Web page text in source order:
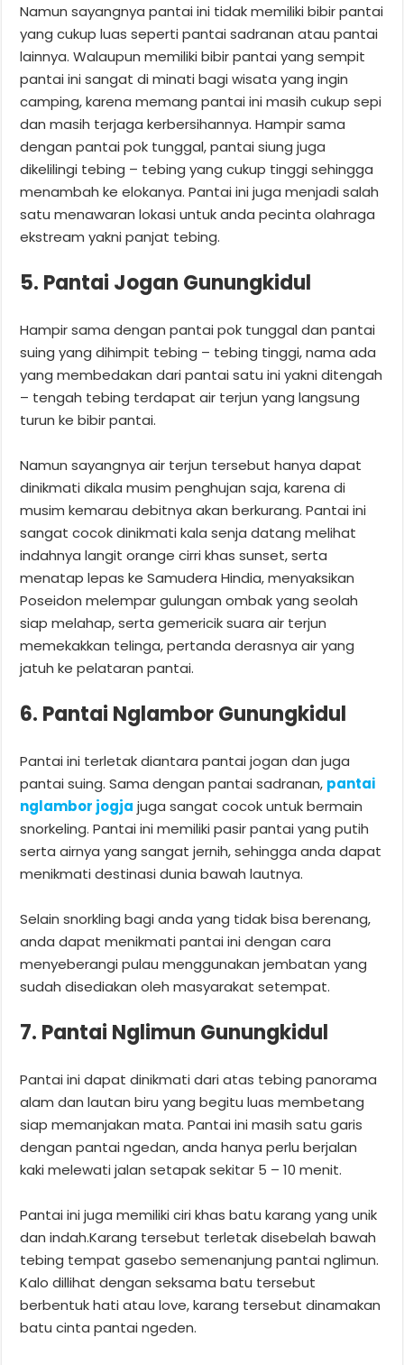
Namun sayangnya pantai ini tidak memiliki bibir pantai
yang cukup luas seperti pantai sadranan atau pantai
lainnya. Walaupun memiliki bibir pantai yang sempit
pantai ini sangat di minati bagi wisata yang ingin
camping, karena memang pantai ini masih cukup sepi
dan masih terjaga kerbersihannya. Hampir sama
dengan pantai pok tunggal, pantai siung juga
dikelilingi tebing – tebing yang cukup tinggi sehingga
menambah ke elokanya. Pantai ini juga menjadi salah
satu menawaran lokasi untuk anda pecinta olahraga
ekstream yakni panjat tebing.
5. Pantai Jogan Gunungkidul
Hampir sama dengan pantai pok tunggal dan pantai
suing yang dihimpit tebing – tebing tinggi, nama ada
yang membedakan dari pantai satu ini yakni ditengah
– tengah tebing terdapat air terjun yang langsung
turun ke bibir pantai.
Namun sayangnya air terjun tersebut hanya dapat
dinikmati dikala musim penghujan saja, karena di
musim kemarau debitnya akan berkurang. Pantai ini
sangat cocok dinikmati kala senja datang melihat
indahnya langit orange cirri khas sunset, serta
menatap lepas ke Samudera Hindia, menyaksikan
Poseidon melempar gulungan ombak yang seolah
siap melahap, serta gemericik suara air terjun
memekakkan telinga, pertanda derasnya air yang
jatuh ke pelataran pantai.
6. Pantai Nglambor Gunungkidul
Pantai ini terletak diantara pantai jogan dan juga
pantai suing. Sama dengan pantai sadranan, pantai
nglambor jogja juga sangat cocok untuk bermain
snorkeling. Pantai ini memiliki pasir pantai yang putih
serta airnya yang sangat jernih, sehingga anda dapat
menikmati destinasi dunia bawah lautnya.
Selain snorkling bagi anda yang tidak bisa berenang,
anda dapat menikmati pantai ini dengan cara
menyeberangi pulau menggunakan jembatan yang
sudah disediakan oleh masyarakat setempat.
7. Pantai Nglimun Gunungkidul
Pantai ini dapat dinikmati dari atas tebing panorama
alam dan lautan biru yang begitu luas membetang
siap memanjakan mata. Pantai ini masih satu garis
dengan pantai ngedan, anda hanya perlu berjalan
kaki melewati jalan setapak sekitar 5 – 10 menit.
Pantai ini juga memiliki ciri khas batu karang yang unik
dan indah.Karang tersebut terletak disebelah bawah
tebing tempat gasebo semenanjung pantai nglimun.
Kalo dillihat dengan seksama batu tersebut
berbentuk hati atau love, karang tersebut dinamakan
batu cinta pantai ngeden.